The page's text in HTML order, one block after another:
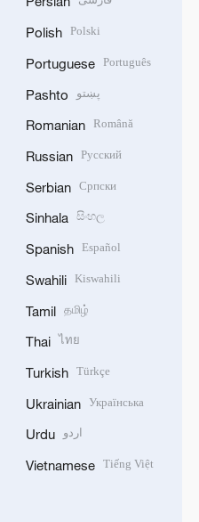
Polish Polski
Portuguese Português
Pashto پښتو
Romanian Română
Russian Русский
Serbian Српски
Sinhala සිංහල
Spanish Español
Swahili Kiswahili
Tamil தமிழ்
Thai ไทย
Turkish Türkçe
Ukrainian Українська
Urdu اردو
Vietnamese Tiếng Việt